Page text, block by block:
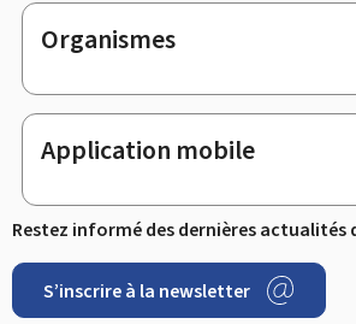
Organismes
Application mobile
Restez informé des dernières actualités
S’inscrire à la newsletter